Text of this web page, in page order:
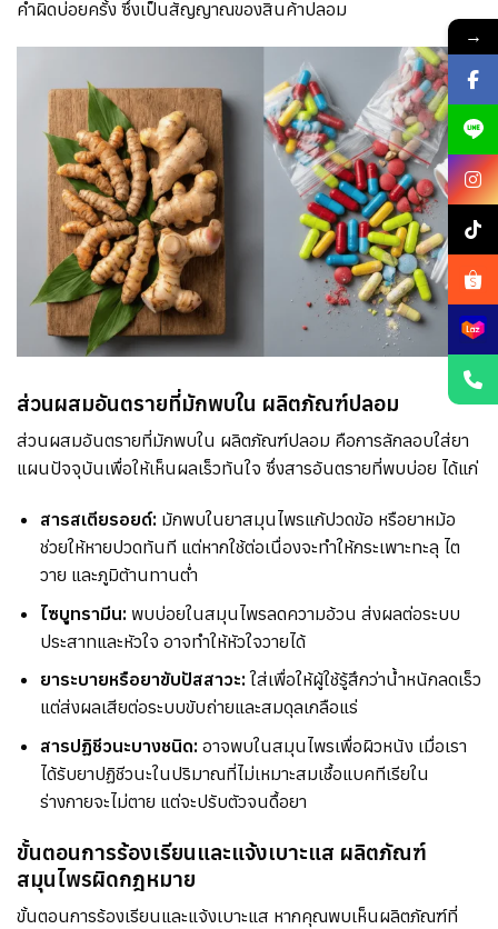
คำผิดบ่อยครั้ง ซึ่งเป็นสัญญาณของสินค้าปลอม
ส่วนผสมอันตรายที่มักพบใน ผลิตภัณฑ์ปลอม
ส่วนผสมอันตรายที่มักพบใน ผลิตภัณฑ์ปลอม คือการลักลอบใส่ยา
แผนปัจจุบันเพื่อให้เห็นผลเร็วทันใจ ซึ่งสารอันตรายที่พบบ่อย ได้แก่
สารสเตียรอยด์: มักพบในยาสมุนไพรแก้ปวดข้อ หรือยาหม้อ
ช่วยให้หายปวดทันที แต่หากใช้ต่อเนื่องจะทำให้กระเพาะทะลุ ไต
วาย และภูมิต้านทานต่ำ
ไซบูทรามีน: พบบ่อยในสมุนไพรลดความอ้วน ส่งผลต่อระบบ
ประสาทและหัวใจ อาจทำให้หัวใจวายได้
ยาระบายหรือยาขับปัสสาวะ: ใส่เพื่อให้ผู้ใช้รู้สึกว่าน้ำหนักลดเร็ว
แต่ส่งผลเสียต่อระบบขับถ่ายและสมดุลเกลือแร่
สารปฏิชีวนะบางชนิด: อาจพบในสมุนไพรเพื่อผิวหนัง เมื่อเรา
ได้รับยาปฏิชีวนะในปริมาณที่ไม่เหมาะสมเชื้อแบคทีเรียใน
ร่างกายจะไม่ตาย แต่จะปรับตัวจนดื้อยา
ขั้นตอนการร้องเรียนและแจ้งเบาะแส ผลิตภัณฑ์
สมุนไพรผิดกฎหมาย
ขั้นตอนการร้องเรียนและแจ้งเบาะแส หากคุณพบเห็นผลิตภัณฑ์ที่
→